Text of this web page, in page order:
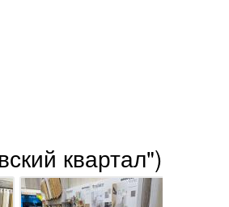
квартал")